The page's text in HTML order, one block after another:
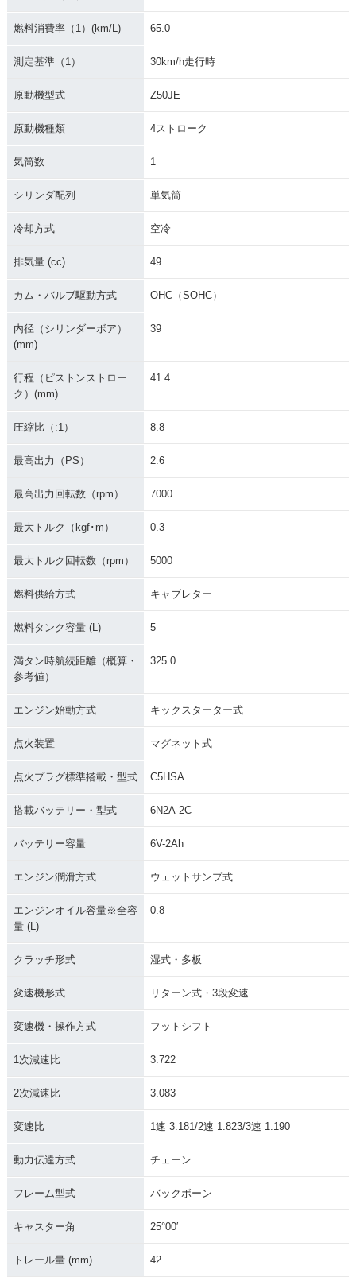
特別・限定仕様
pecial・特別・限定
2000年 MONKEY
別・限定仕様
mited・特別・限定
カラーチェンジ
マイナーチェンジ
特別・限定仕様
hite Special・特
別・限定仕様
1988年 MONKEY・
カラーチェンジ
1985年 MONKEY・
マイナーチェンジ
マイナーチェンジ
特別・限定仕様
マイナーチェンジ
マイナーチェンジ
フルモデルチェンジ
50Z・フルモデルチ
1969年 MONKEY Z
1967年 MONKEY Z
燃料消費率（1）(km/L) 65.0
測定基準（1） 30km/h走行時
原動機型式 Z50JE
原動機種類 4ストローク
気筒数 1
シリンダ配列 単気筒
冷却方式 空冷
排気量 (cc) 49
カム・バルブ駆動方式 OHC（SOHC）
内径（シリンダーボア）
(mm)
39
行程（ピストンストロー
ク）(mm)
41.4
圧縮比（:1） 8.8
最高出力（PS） 2.6
最高出力回転数（rpm） 7000
最大トルク（kgf･m） 0.3
最大トルク回転数（rpm） 5000
燃料供給方式 キャブレター
燃料タンク容量 (L) 5
満タン時航続距離（概算・
参考値）
325.0
エンジン始動方式 キックスターター式
点火装置 マグネット式
点火プラグ標準搭載・型式 C5HSA
搭載バッテリー・型式 6N2A-2C
バッテリー容量 6V-2Ah
エンジン潤滑方式 ウェットサンプ式
エンジンオイル容量※全容
量 (L)
0.8
クラッチ形式 湿式・多板
変速機形式 リターン式・3段変速
変速機・操作方式 フットシフト
1次減速比 3.722
2次減速比 3.083
変速比 1速 3.181/2速 1.823/3速 1.190
動力伝達方式 チェーン
フレーム型式 バックボーン
キャスター角 25°00′
トレール量 (mm) 42